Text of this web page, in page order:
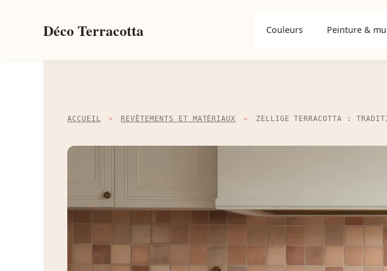
Déco Terracotta Couleurs Peinture &
ACCUEIL » REVÊTEMENTS ET MATÉRIAUX » ZELLIGE TERRACOTTA :